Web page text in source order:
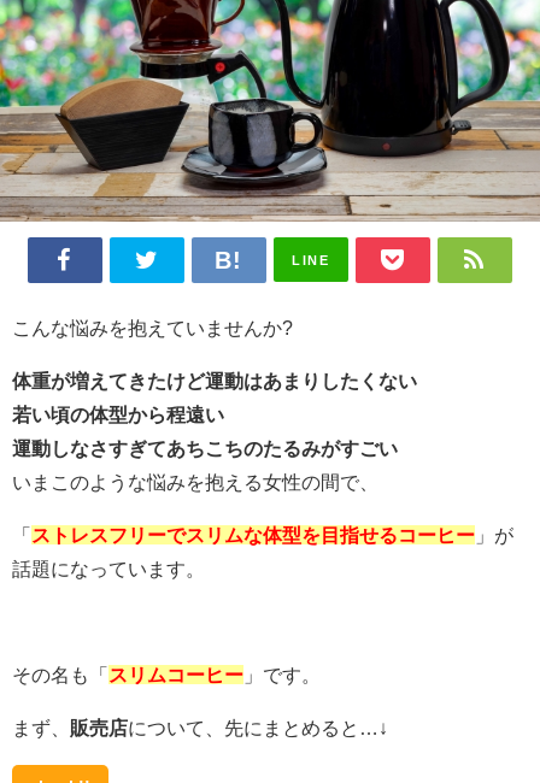
LINE
こんな悩みを抱えていませんか?
体重が増えてきたけど運動はあまりしたくない
若い頃の体型から程遠い
運動しなさすぎてあちこちのたるみがすごい
いまこのような悩みを抱える女性の間で、
「 ストレスフリーでスリムな体型を目指せるコーヒー 」が
話題になっています。
その名も「 スリムコーヒー 」です。
まず、 販売店について、先にまとめると…↓